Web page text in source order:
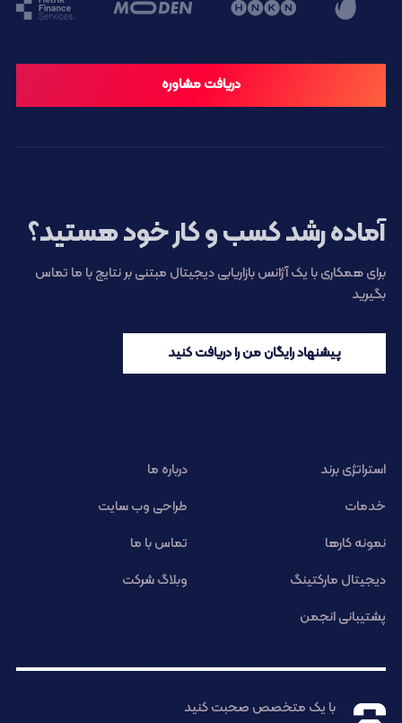
دریافت مشاوره
آماده رشد کسب و کار خود هستید؟
برای همکاری با یک آژانس بازاریابی دیجیتال مبتنی بر نتایج با ما تماس
بگیرید
پیشنهاد رایگان من را دریافت کنید
استراتژی برند
درباره ما
خدمات
طراحی وب سایت
نمونه کارها
تماس با ما
دیجیتال مارکتینگ
وبلاگ شرکت
پشتیبانی انجمن
با یک متخصص صحبت کنید